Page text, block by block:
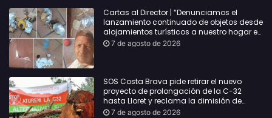
Cartas al Director | “Denunciamos el
lanzamiento continuado de objetos desde
alojamientos turísticos a nuestro hogar en
Lloret: Podría haber causado una
7 de agosto de 2026
SOS Costa Brava pide retirar el nuevo
proyecto de prolongación de la C-32
hasta Lloret y reclama la dimisión de
Sílvia Paneque
7 de agosto de 2026